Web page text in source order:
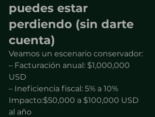
puedes estar
perdiendo (sin darte
cuenta)
Veamos un escenario conservador:
– Facturación anual: $1,000,000
USD
– Ineficiencia fiscal: 5% a 10%
Impacto:$50,000 a $100,000 USD
al año